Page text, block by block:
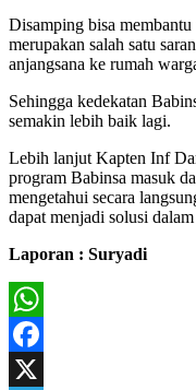
Disamping bisa
merupakan salah satu
anjangsana ke rumah
Sehingga kedekatan
semakin lebih baik lagi.
Lebih lanjut Kapten Inf
program Babinsa masuk
mengetahui secara
dapat menjadi solusi
Laporan : Suryadi
WhatsApp
Facebook